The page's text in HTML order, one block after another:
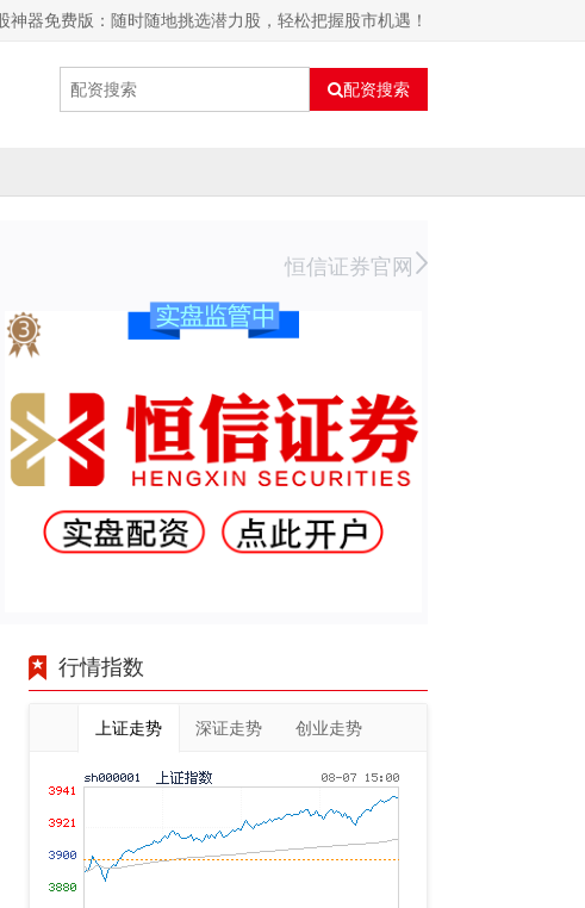
神器免费版：随时随地挑选潜力股，轻松把握股市机遇！
配资搜索
恒信证券官网
行情指数
上证走势 深证走势 创业走势